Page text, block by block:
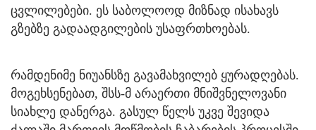
ცვლილებები. ეს საბოლოოდ მიზნად ისახავს
გზებზე გადაადგილების უსაფრთხოებას.
რამდენიმე ნიუანსზე გავამახვილებ ყურადღებას.
მოგეხსენებათ, შსს-მ არაერთი მნიშვნელოვანი
სიახლე დანერგა. გასულ წელს უკვე შევიდა